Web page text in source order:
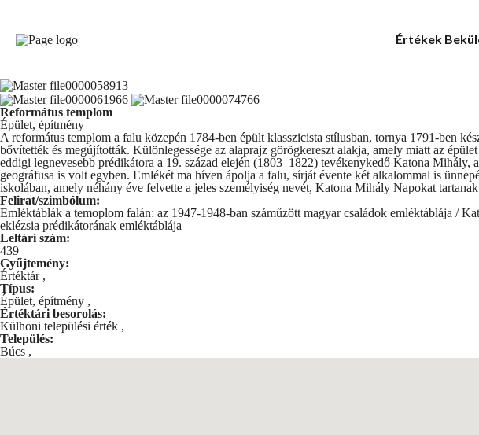
Értékek
Református templom
Épület, építmény
A református templom a falu közepén 1784-ben épült klasszicista stílusban, tornya 1791-ben
bővítették és megújították. Különlegessége az alaprajz görögkereszt alakja, amely miatt az
eddigi legnevesebb prédikátora a 19. század elején (1803–1822) tevékenykedő Katona Mihály,
geográfusa is volt egyben. Emlékét ma híven ápolja a falu, sírját évente két alkalommal is
iskolában, amely néhány éve felvette a jeles személyiség nevét, Katona Mihály Napokat
Felirat/szimbólum:
Emléktáblák a temoplom falán: az 1947-1948-ban száműzött magyar családok emléktáblája /
eklézsia prédikátorának emléktáblája
Leltári szám:
439
Gyűjtemény:
Értéktár ,
Típus:
Épület, építmény ,
Értéktári besorolás:
Külhoni települési érték ,
Település:
Búcs ,